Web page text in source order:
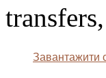
Завантажити